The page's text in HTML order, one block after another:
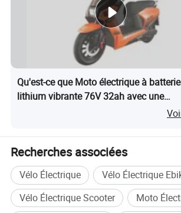
Qu'est-ce que Moto électrique à
lithium vibrante 76V 32ah avec une
Recherches associées
Vélo Électrique
Vélo Électrique
Vélo Électrique Scooter
Moto